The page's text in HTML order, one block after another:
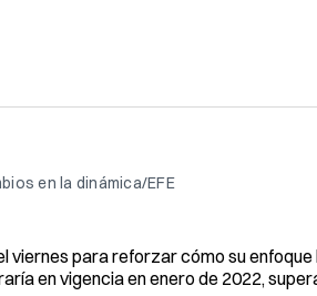
en la dinámica/EFE
para reforzar cómo su
en vigencia en enero de 2022,